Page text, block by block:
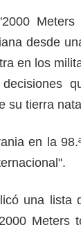
desde
en los
su tierra
en la
una lista
Meters